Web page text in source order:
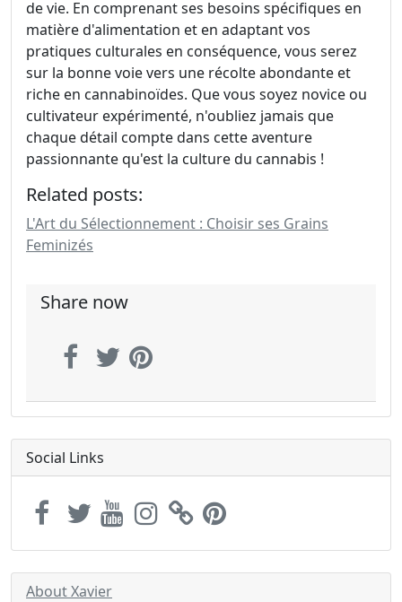
de vie. En comprenant ses besoins spécifiques en
matière d'alimentation et en adaptant vos
pratiques culturales en conséquence, vous serez
sur la bonne voie vers une récolte abondante et
riche en cannabinoïdes. Que vous soyez novice ou
cultivateur expérimenté, n'oubliez jamais que
chaque détail compte dans cette aventure
passionnante qu'est la culture du cannabis !
Related posts:
L'Art du Sélectionnement : Choisir ses Grains
Feminizés
Share now
Social Links
About Xavier